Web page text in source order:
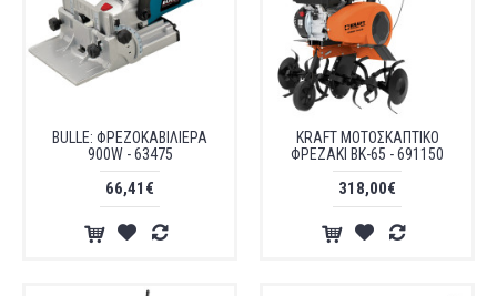
BULLE: ΦΡΕΖΟΚΑΒΙΛΙΕΡΑ
900W - 63475
66,41€
KRAFT ΜΟΤΟΣΚΑΠΤΙΚΟ
ΦΡΕΖΑΚΙ ΒΚ-65 - 691150
318,00€